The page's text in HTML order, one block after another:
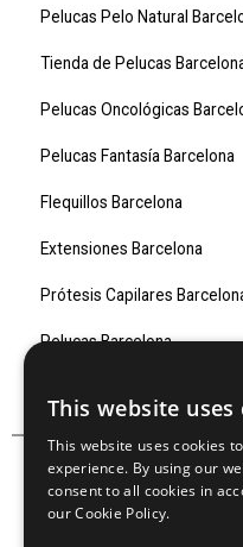
Pelucas Pelo Natural
Tienda de Pelucas
Pelucas Oncológicas
Pelucas Fantasía Barcelona
Flequillos Barcelona
Extensiones Barcelona
Prótesis Capilares
Pelucas Barcelona
SÍGUENOS EN:
This website uses
This website uses cookies
experience. By using our
consent to all cookies in
our Cookie Policy.